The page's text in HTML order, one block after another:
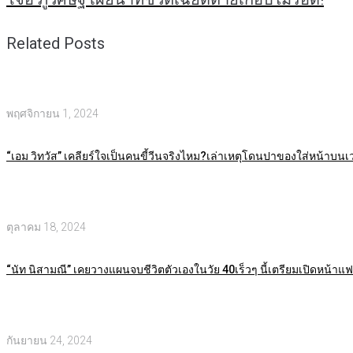
Related Posts
พฤศจิกายน 1, 2024
“เอม วิทวัส” เคลียร์ใจเป็นคนขี้วีนจริงไหม?เล่าเหตุโดนปาของใส่หน้าบนเ
ตุลาคม 18, 2024
“นัท นิสามณี” เคยวางแผนจบชีวิตตัวเองในวัย 40เร็วๆ นี้เตรียมเปิดหน้าแ
กันยายน 24, 2024